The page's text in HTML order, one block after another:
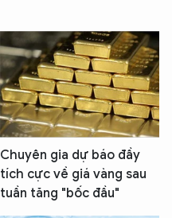
Chuyên gia dự báo đầy
tích cực về giá vàng sau
tuần tăng "bốc đầu"